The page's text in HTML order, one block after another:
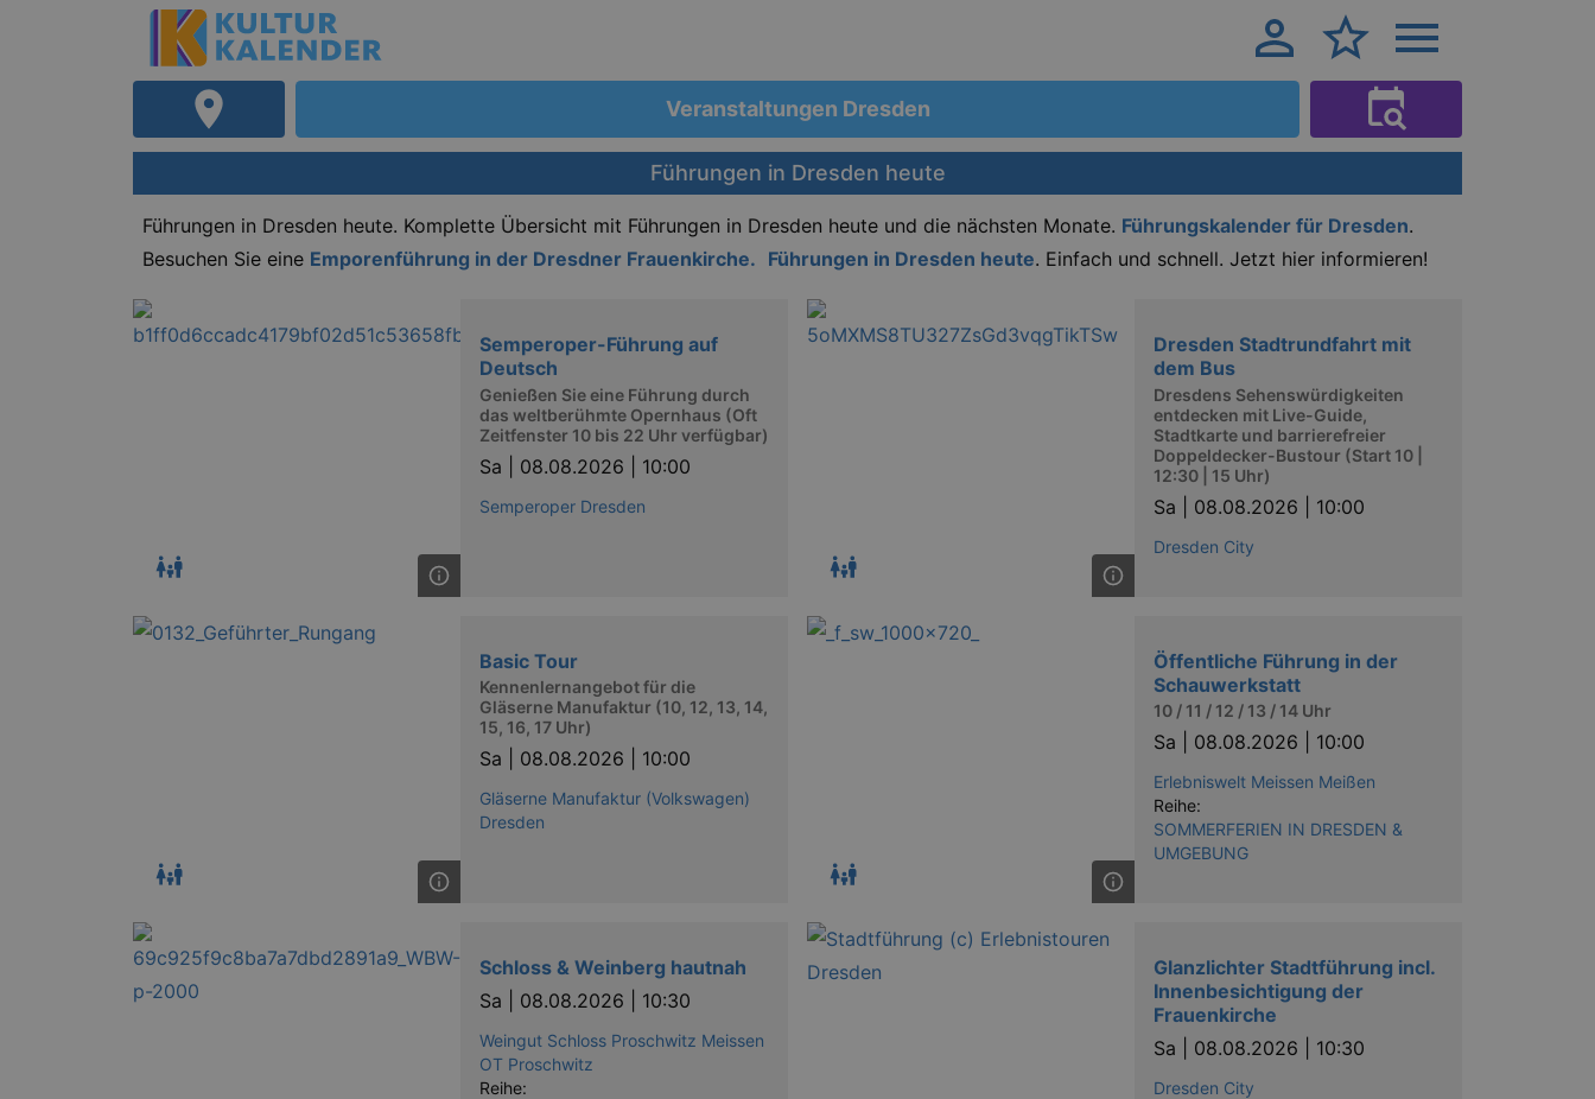
Veranstaltungen Dresden
Führungen in Dresden heute
Führungen in Dresden heute. Komplette Übersicht mit Führungen in Dresden heute und die nächsten Monate. Führungskalender für Dresden.
Besuchen Sie eine Emporenführung in der Dresdner Frauenkirche. Führungen in Dresden heute. Einfach und schnell. Jetzt hier informieren!
Semperoper-Führung auf
Deutsch
Genießen Sie eine Führung durch
das weltberühmte Opernhaus (Oft
Zeitfenster 10 bis 22 Uhr verfügbar)
Sa | 08.08.2026 | 10:00
Semperoper Dresden
Dresden Stadtrundfahrt mit
dem Bus
Dresdens Sehenswürdigkeiten
entdecken mit Live-Guide,
Stadtkarte und barrierefreier
Doppeldecker-Bustour (Start 10 |
12:30 | 15 Uhr)
Sa | 08.08.2026 | 10:00
Dresden City
Basic Tour
Kennenlernangebot für die
Gläserne Manufaktur (10, 12, 13, 14,
15, 16, 17 Uhr)
Sa | 08.08.2026 | 10:00
Gläserne Manufaktur (Volkswagen)
Dresden
Öffentliche Führung in der
Schauwerkstatt
10 / 11 / 12 / 13 / 14 Uhr
Sa | 08.08.2026 | 10:00
Erlebniswelt Meissen Meißen
Reihe:
SOMMERFERIEN IN DRESDEN &
UMGEBUNG
Schloss & Weinberg hautnah
Sa | 08.08.2026 | 10:30
Weingut Schloss Proschwitz Meissen
OT Proschwitz
Reihe:
Glanzlichter Stadtführung incl.
Innenbesichtigung der
Frauenkirche
Sa | 08.08.2026 | 10:30
Dresden City